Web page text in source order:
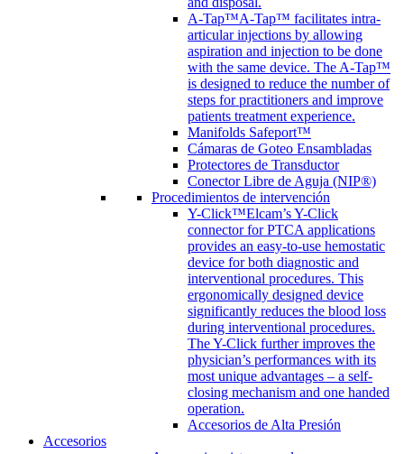
A-Tap™A-Tap™ facilitates intra-
articular injections by allowing
aspiration and injection to be done
with the same device. The A-Tap™
is designed to reduce the number of
steps for practitioners and improve
patients treatment experience.
Manifolds Safeport™
Cámaras de Goteo Ensambladas
Protectores de Transductor
Conector Libre de Aguja (NIP®)
Procedimientos de intervención
Y-Click™Elcam’s Y-Click
connector for PTCA applications
provides an easy-to-use hemostatic
device for both diagnostic and
interventional procedures. This
ergonomically designed device
significantly reduces the blood loss
during interventional procedures.
The Y-Click further improves the
physician’s performances with its
most unique advantages – a self-
closing mechanism and one handed
operation.
Accesorios de Alta Presión
Accesorios